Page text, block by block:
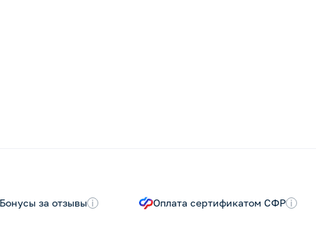
Бонусы за отзывы i Оплата сертификатом СФР i